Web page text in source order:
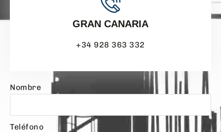
GRAN CANARIA
+34 928 363 332
Nombre
Teléfono